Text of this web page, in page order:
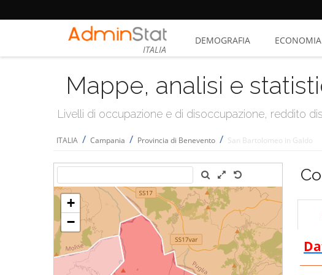
ITALIA
DEMOGRAFIA ECONOMIA
Mappe, analisi e
Livelli di occupazione e di disoccupazione, reddito
ITALIA / Campania / Provincia di Benevento / San Bartolomeo in Galdo